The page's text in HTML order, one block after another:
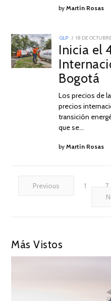
byMartín Rosas
GLP
POSTED
ON
18 DE
Inicia el
Bogotá
Los precios de
precios
transición
que se…
byMartín Rosas
Previous 1 7
Más Vistos